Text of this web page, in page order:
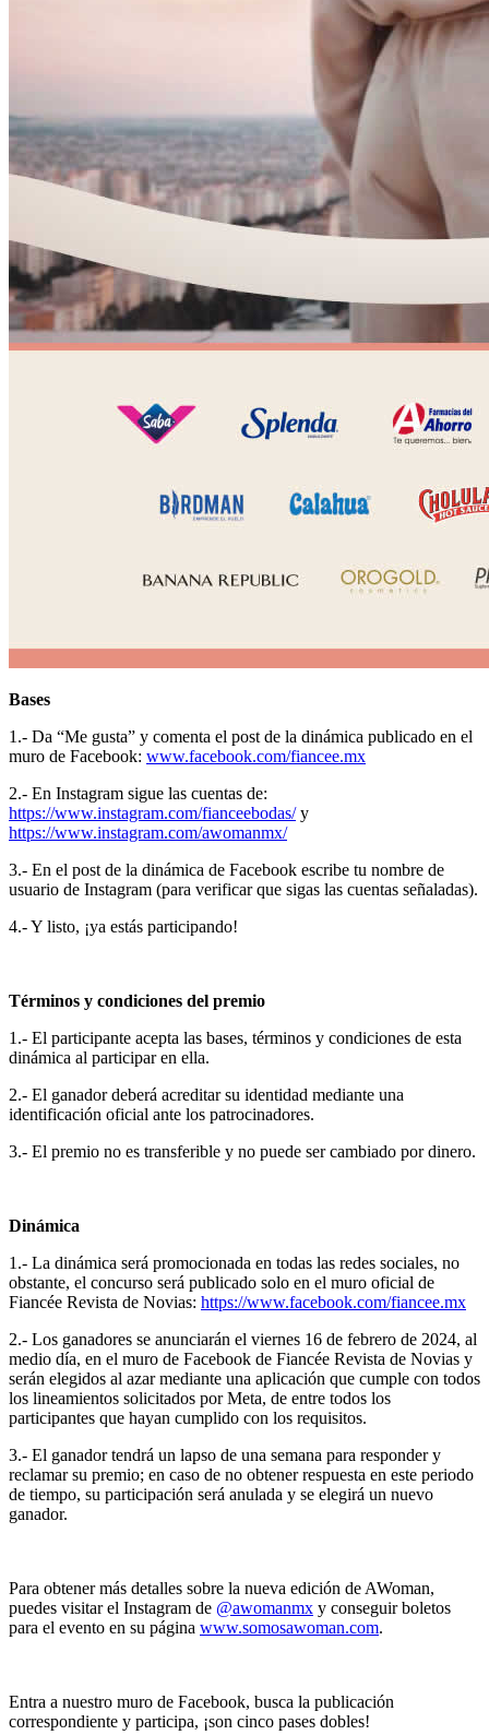
Bases
1.- Da “Me gusta” y comenta el post de la dinámica publicado en el
muro de Facebook: www.facebook.com/fiancee.mx
2.- En Instagram sigue las cuentas de:
https://www.instagram.com/fianceebodas/y
https://www.instagram.com/awomanmx/
3.- En el post de la dinámica de Facebook escribe tu nombre de
usuario de Instagram (para verificar que sigas las cuentas señaladas).
4.- Y listo, ¡ya estás participando!
Términos y condiciones del premio
1.- El participante acepta las bases, términos y condiciones de esta
dinámica al participar en ella.
2.- El ganador deberá acreditar su identidad mediante una
identificación oficial ante los patrocinadores.
3.- El premio no es transferible y no puede ser cambiado por dinero.
Dinámica
1.- La dinámica será promocionada en todas las redes sociales, no
obstante, el concurso será publicado solo en el muro oficial de
Fiancée Revista de Novias: https://www.facebook.com/fiancee.mx
2.- Los ganadores se anunciarán el viernes 16 de febrero de 2024, al
medio día, en el muro de Facebook de Fiancée Revista de Novias y
serán elegidos al azar mediante una aplicación que cumple con todos
los lineamientos solicitados por Meta, de entre todos los
participantes que hayan cumplido con los requisitos.
3.- El ganador tendrá un lapso de una semana para responder y
reclamar su premio; en caso de no obtener respuesta en este periodo
de tiempo, su participación será anulada y se elegirá un nuevo
ganador.
Para obtener más detalles sobre la nueva edición de AWoman,
puedes visitar el Instagram de @awomanmx y conseguir boletos
para el evento en su página www.somosawoman.com.
Entra a nuestro muro de Facebook, busca la publicación
correspondiente y participa, ¡son cinco pases dobles!